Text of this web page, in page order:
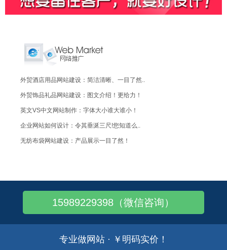
外贸酒店用品网站建设：简洁清晰、一目了然..
外贸饰品礼品网站建设：图文介绍！更给力！
英文VS中文网站制作：字体大小谁大谁小！
企业网站如何设计：令其垂涎三尺!您知道么..
无纺布袋网站建设：产品展示一目了然！
广州哪里能买到包装材料?广州包装材料批发..
15989229398（微信咨询）
专业做网站 · ￥明码实价！